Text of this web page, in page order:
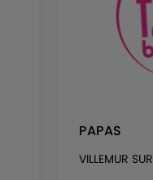
PAPAS
VILLEMUR